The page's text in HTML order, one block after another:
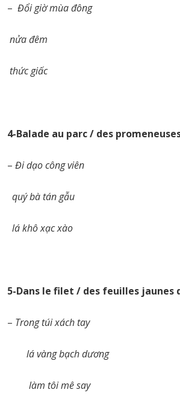
– Đổi giờ mùa đông
nửa đêm
thức giấc
4-Balade au parc / des
– Đi dạo công viên
quý bà tán gẫu
lá khô xạc xào
5-Dans le filet / des feuilles jaunes
– Trong túi xách tay
lá vàng bạch dương
làm tôi mê say